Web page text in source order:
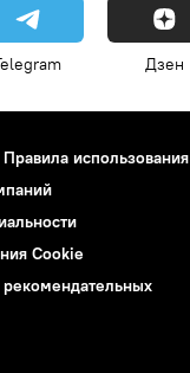
Дзен
Правила использования
Cookie